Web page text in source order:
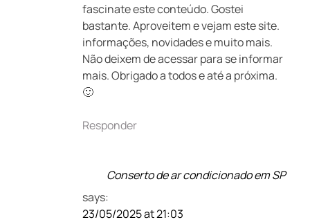
fascinate este conteúdo. Gostei
bastante. Aproveitem e vejam este site.
informações, novidades e muito mais.
Não deixem de acessar para se informar
mais. Obrigado a todos e até a próxima.
🙂
Responder
Conserto de ar condicionado em SP
says:
23/05/2025 at 21:03